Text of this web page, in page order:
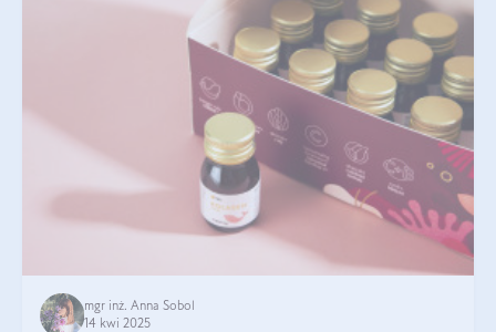
mgr inż. Anna Sobol
14 kwi 2025